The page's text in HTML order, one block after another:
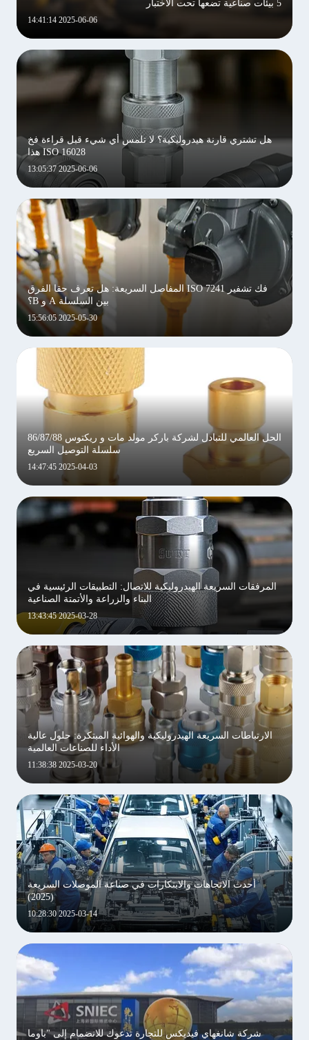
2025-06-06 14:41:14
5 بيئات صناعية تضعها تحت الاختبار
2025-06-06 13:05:37
هل تشتري قارنة هيدروليكية؟ لا تلمس أي شيء قبل قراءة فخ
ISO 16028 هذا
2025-05-30 15:56:05
فك تشفير ISO 7241 المفاصل السريعة: هل تعرف حقا الفرق
بين السلسلة A و B؟
2025-04-03 14:47:45
الحل العالمي للتبادل لشركة باركر مولد مات و ريكتوس 86/87/88
سلسلة التوصيل السريع
2025-03-28 13:43:45
المرفقات السريعة الهيدروليكية للاتصال: التطبيقات الرئيسية في
البناء والزراعة والأتمتة الصناعية
2025-03-20 11:38:38
الارتباطات السريعة الهيدروليكية والهوائية المبتكرة: حلول عالية
الأداء للصناعات العالمية
2025-03-14 10:28:30
أحدث الاتجاهات والابتكارات في صناعة الموصلات السريعة
(2025)
شركة شانغهاي فيديكس للتجارة تدعوك للانضمام إلى "باوما